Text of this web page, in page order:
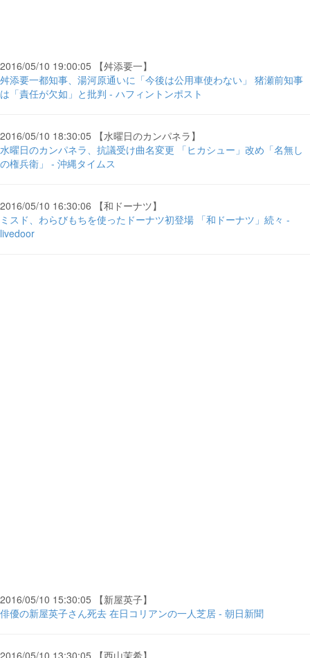
2016/05/10 19:00:05 【舛添要一】
舛添要一都知事、湯河原通いに「今後は公用車使わない」 猪瀬前知事
は「責任が欠如」と批判 - ハフィントンポスト
2016/05/10 18:30:05 【水曜日のカンパネラ】
水曜日のカンパネラ、抗議受け曲名変更 「ヒカシュー」改め「名無し
の権兵衛」 - 沖縄タイムス
2016/05/10 16:30:06 【和ドーナツ】
ミスド、わらびもちを使ったドーナツ初登場 「和ドーナツ」続々 -
livedoor
2016/05/10 15:30:05 【新屋英子】
俳優の新屋英子さん死去 在日コリアンの一人芝居 - 朝日新聞
2016/05/10 13:30:05 【西山茉希】